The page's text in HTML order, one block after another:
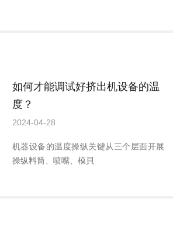
如何才能调试好挤出机设备的温
度？
2024-04-28
机器设备的温度操纵关键从三个层面开展
操纵料筒、喷嘴、模貝